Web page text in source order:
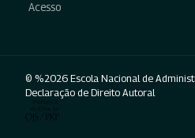
Acesso
© %2026 Escola Nacional de
Declaração de Direito Autoral